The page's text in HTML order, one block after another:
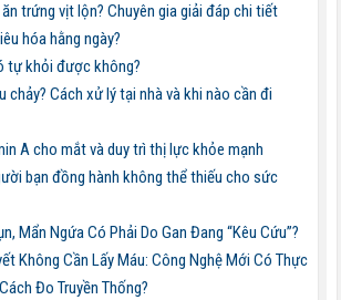
trứng vịt lộn? Chuyên gia giải đáp chi tiết
hóa hằng ngày?
tự khỏi được không?
chảy? Cách xử lý tại nhà và khi nào cần đi
A cho mắt và duy trì thị lực khỏe mạnh
bạn đồng hành không thể thiếu cho sức
Mẩn Ngứa Có Phải Do Gan Đang “Kêu Cứu”?
Không Cần Lấy Máu: Công Nghệ Mới Có Thực
Đo Truyền Thống?